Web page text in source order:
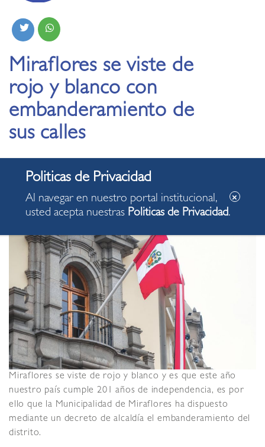
Miraflores se viste de
rojo y blanco con
embanderamiento de
sus calles
07.07.2022
Miraflores se viste de rojo y blanco y es que este año
nuestro país cumple 201 años de independencia, es por
ello que la Municipalidad de Miraflores ha dispuesto
mediante un decreto de alcaldía el embanderamiento del
distrito.
Al navegar en nuestro portal institucional,
usted acepta nuestras Politicas de Privacidad.